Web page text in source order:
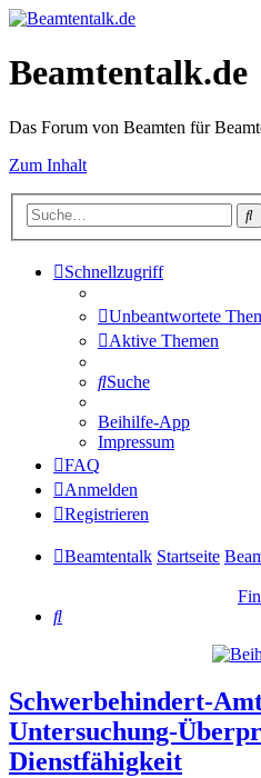
Beamtentalk.de
Das Forum von Beamten für
Zum Inhalt
Schnellzugriff
Unbeantwortete
Aktive Themen
Suche
Beihilfe-App
Impressum
FAQ
Anmelden
Registrieren
Beamtentalk Startseite
Suche
Schwerbehindert-
Untersuchung-
Dienstfähigkeit